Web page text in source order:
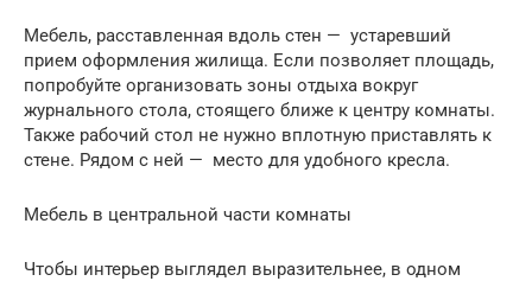
Мебель, расставленная вдоль стен — устаревший
прием оформления жилища. Если позволяет площадь,
попробуйте организовать зоны отдыха вокруг
журнального стола, стоящего ближе к центру комнаты.
Также рабочий стол не нужно вплотную приставлять к
стене. Рядом с ней — место для удобного кресла.
Мебель в центральной части комнаты
Чтобы интерьер выглядел выразительнее, в одном